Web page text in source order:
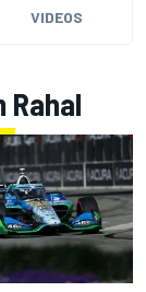
VIDEOS
Rahal